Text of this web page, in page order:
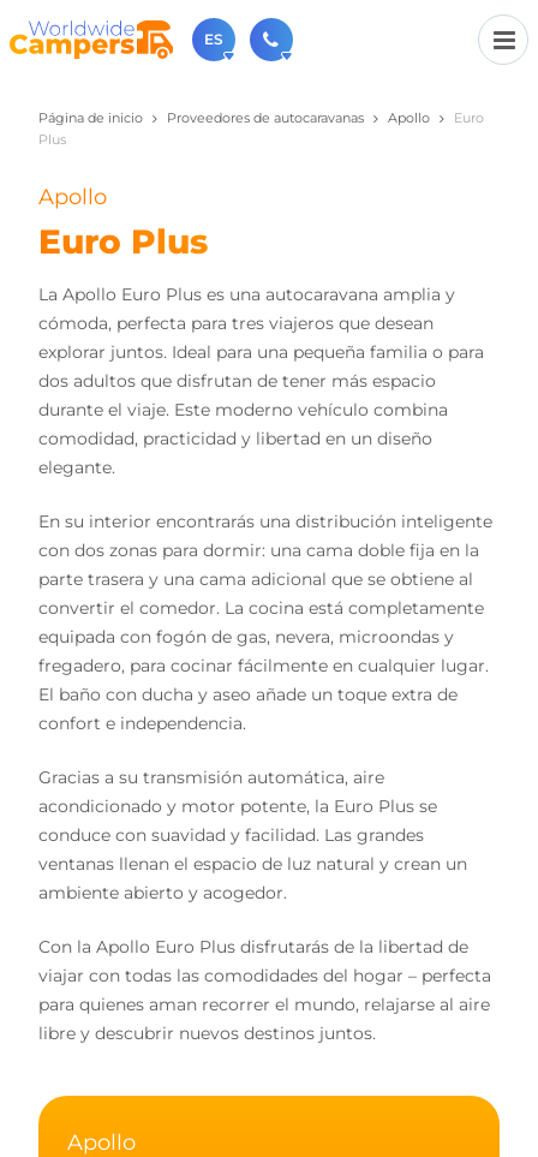
ES
+31 030-6974964
Contáctenos (de lunes a viernes de 09:00h a 17:30h).
sales@worldwidecampers.com
También puede contactarnos por email.
Página de inicio Proveedores de autocaravanas Apollo
Euro
Plus
Apollo
Euro Plus
La Apollo Euro Plus es una autocaravana amplia y
cómoda, perfecta para tres viajeros que desean
explorar juntos. Ideal para una pequeña familia o para
dos adultos que disfrutan de tener más espacio
durante el viaje. Este moderno vehículo combina
comodidad, practicidad y libertad en un diseño
elegante.
En su interior encontrarás una distribución inteligente
con dos zonas para dormir: una cama doble fija en la
parte trasera y una cama adicional que se obtiene al
convertir el comedor. La cocina está completamente
equipada con fogón de gas, nevera, microondas y
fregadero, para cocinar fácilmente en cualquier lugar.
El baño con ducha y aseo añade un toque extra de
confort e independencia.
Gracias a su transmisión automática, aire
acondicionado y motor potente, la Euro Plus se
conduce con suavidad y facilidad. Las grandes
ventanas llenan el espacio de luz natural y crean un
ambiente abierto y acogedor.
Con la Apollo Euro Plus disfrutarás de la libertad de
viajar con todas las comodidades del hogar – perfecta
para quienes aman recorrer el mundo, relajarse al aire
libre y descubrir nuevos destinos juntos.
Apollo